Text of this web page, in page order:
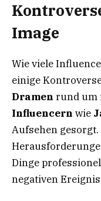
Image
Wie viele
einige
Dramen rund um
Influencern wie
Aufsehen
Dinge
negativen